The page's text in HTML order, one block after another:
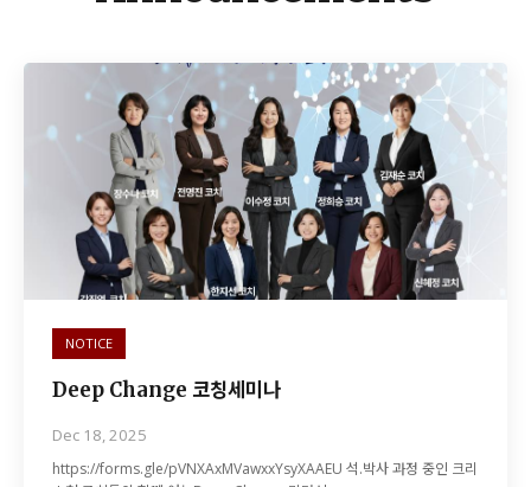
NOTICE
Deep Change 코칭세미나
Dec 18, 2025
https://forms.gle/pVNXAxMVawxxYsyXAAEU 석.박사 과정 중인 크리